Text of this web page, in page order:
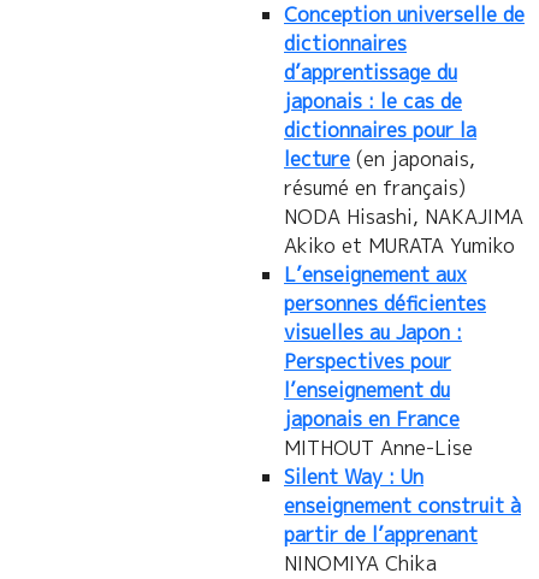
Conception universelle de
dictionnaires
d’apprentissage du
japonais : le cas de
dictionnaires pour la
lecture (en japonais,
résumé en français)
NODA Hisashi, NAKAJIMA
Akiko et MURATA Yumiko
L’enseignement aux
personnes déficientes
visuelles au Japon :
Perspectives pour
l’enseignement du
japonais en France
MITHOUT Anne-Lise
Silent Way : Un
enseignement construit à
partir de l’apprenant
NINOMIYA Chika